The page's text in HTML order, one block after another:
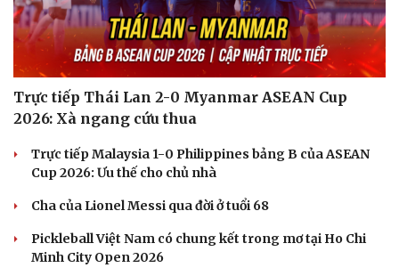
Trực tiếp Thái Lan 2-0 Myanmar ASEAN Cup
2026: Xà ngang cứu thua
Trực tiếp Malaysia 1-0 Philippines bảng B của ASEAN
Cup 2026: Ưu thế cho chủ nhà
Cha của Lionel Messi qua đời ở tuổi 68
Pickleball Việt Nam có chung kết trong mơ tại Ho Chi
Minh City Open 2026